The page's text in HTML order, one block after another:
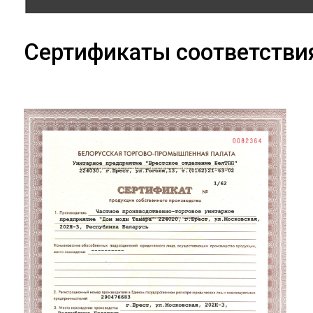
Сертификаты